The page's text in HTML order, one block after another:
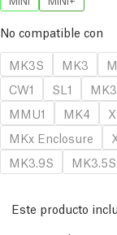
No compatible con
MK3S
MK3
CW1
SL1
MMU1
MK4
MKx Enclosure
MK3.9S
MK3.5S
Este producto